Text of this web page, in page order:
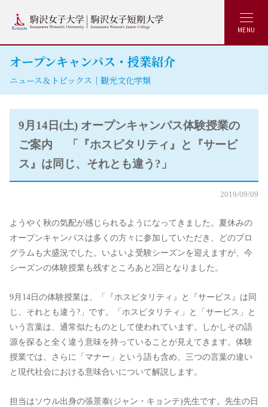
MENU
オープンキャンパス・授業紹介
ニュース＆トピックス｜観光文化学類
9月14日(土) オープンキャンパス体験授業の
ご案内 「『ホスピタリティ』と『サービ
ス』は同じ、それとも違う?」
2019/09/09
ようやく秋の気配が感じられるようになってきました。夏休みの
オープンキャンパスは多くの方々に参加していただき、どのプロ
グラムも大盛況でした。いよいよ受験シーズンを迎えますが、今
シーズンの体験授業も残すところあと2回となりました。
9月14日の体験授業は、「『ホスピタリティ』と『サービス』は同
じ、それとも違う?」です。「ホスピタリティ」と「サービス」と
いう言葉は、通常似たものとして使われています。しかしその語
源を探ると全く違う意味を持っていることが見えてきます。体験
授業では、さらに「マナー」という語も含め、三つの言葉の違い
と現代社会における意味合いについて解説します。
担当はソウル出身の張景泰(ジャン・キョンテ)先生です。先生の日